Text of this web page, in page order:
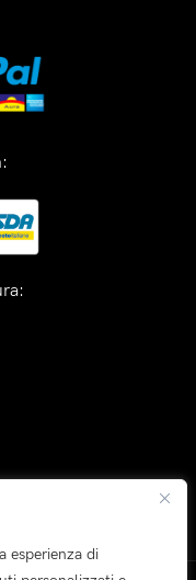
esperienza di